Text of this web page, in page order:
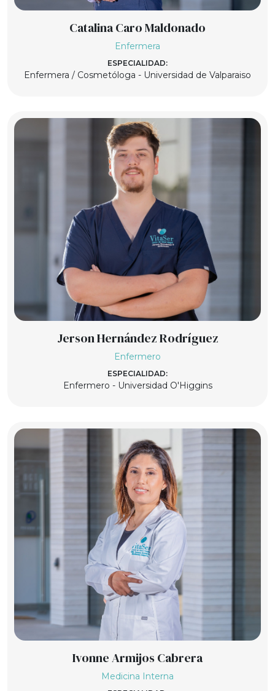
Catalina Caro Maldonado
Enfermera
ESPECIALIDAD:
Enfermera / Cosmetóloga - Universidad de Valparaiso
Jerson Hernández Rodríguez
Enfermero
ESPECIALIDAD:
Enfermero - Universidad O'Higgins
Ivonne Armijos Cabrera
Medicina Interna